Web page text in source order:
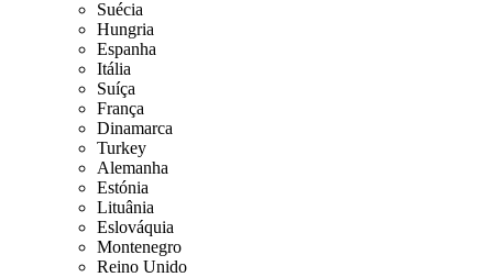
Suécia
Hungria
Espanha
Itália
Suíça
França
Dinamarca
Turkey
Alemanha
Estónia
Lituânia
Eslováquia
Montenegro
Reino Unido